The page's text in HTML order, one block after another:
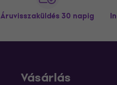
Áruvisszaküldés 30 napig
Vásárlás